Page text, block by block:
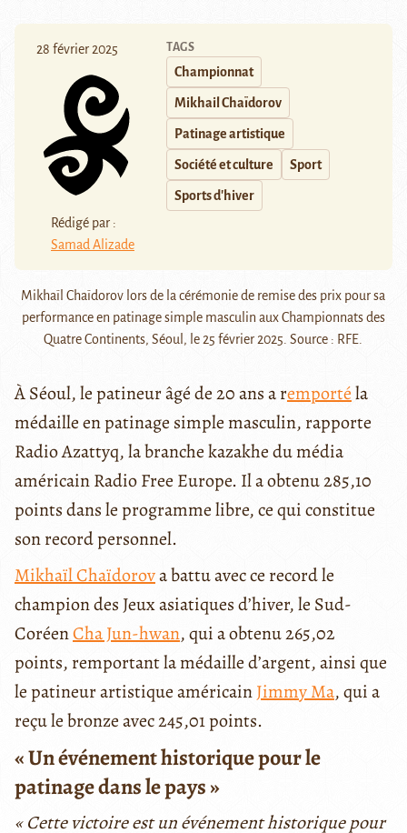
28 février 2025
Rédigé par :
Samad Alizade
TAGS
Championnat
Mikhail Chaïdorov
Patinage artistique
Société et culture Sport
Sports d'hiver
Mikhaïl Chaïdorov lors de la cérémonie de remise des prix pour sa
performance en patinage simple masculin aux Championnats des
Quatre Continents, Séoul, le 25 février 2025. Source : RFE.
À Séoul, le patineur âgé de 20 ans a remportéla
médaille en patinage simple masculin, rapporte
Radio Azattyq, la branche kazakhe du média
américain Radio Free Europe. Il a obtenu 285,10
points dans le programme libre, ce qui constitue
son record personnel.
Mikhaïl Chaïdorova battu avec ce record le
champion des Jeux asiatiques d’hiver, le Sud-
CoréenCha Jun-hwan, qui a obtenu 265,02
points, remportant la médaille d’argent, ainsi que
le patineur artistique américainJimmy Ma, qui a
reçu le bronze avec 245,01 points.
« Un événement historique pour le
patinage dans le pays »
« Cette victoire est un événement historique pour